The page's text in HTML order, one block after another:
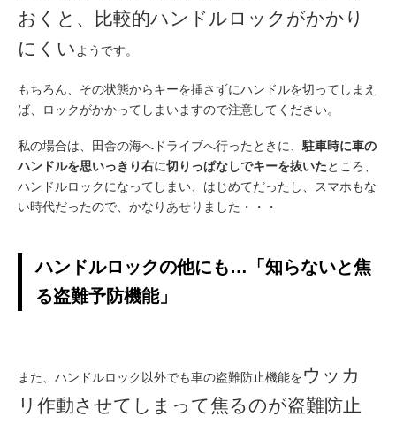
おくと、比較的ハンドルロックがかかり
にくいようです。
もちろん、その状態からキーを挿さずにハンドルを切ってしまえ
ば、ロックがかかってしまいますので注意してください。
私の場合は、田舎の海へドライブへ行ったときに、駐車時に車の
ハンドルを思いっきり右に切りっぱなしでキーを抜いたところ、
ハンドルロックになってしまい、はじめてだったし、スマホもな
い時代だったので、かなりあせりました・・・
ハンドルロックの他にも…「知らないと焦
る盗難予防機能」
また、ハンドルロック以外でも車の盗難防止機能をウッカ
リ作動させてしまって焦るのが盗難防止